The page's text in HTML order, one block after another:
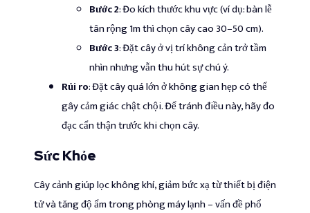
Bước 2: Đo kích thước khu vực (ví dụ: bàn lễ
tân rộng 1m thì chọn cây cao 30–50 cm).
Bước 3: Đặt cây ở vị trí không cản trở tầm
nhìn nhưng vẫn thu hút sự chú ý.
Rủi ro: Đặt cây quá lớn ở không gian hẹp có thể
gây cảm giác chật chội. Để tránh điều này, hãy đo
đạc cẩn thận trước khi chọn cây.
Sức Khỏe
Cây cảnh giúp lọc không khí, giảm bức xạ từ thiết bị điện
tử và tăng độ ẩm trong phòng máy lạnh – vấn đề phổ